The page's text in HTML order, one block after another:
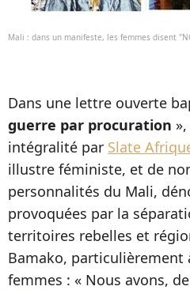
Mali : dans un manifeste, les femmes disent
Dans une lettre ouverte
guerre par procuration
intégralité par Slate
illustre féministe, et de
personnalités du Mali,
provoquées par la
territoires rebelles et
Bamako, particulièrement
femmes : « Nous avons,